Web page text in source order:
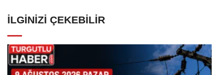
İLGINIZI ÇEKEBILIR